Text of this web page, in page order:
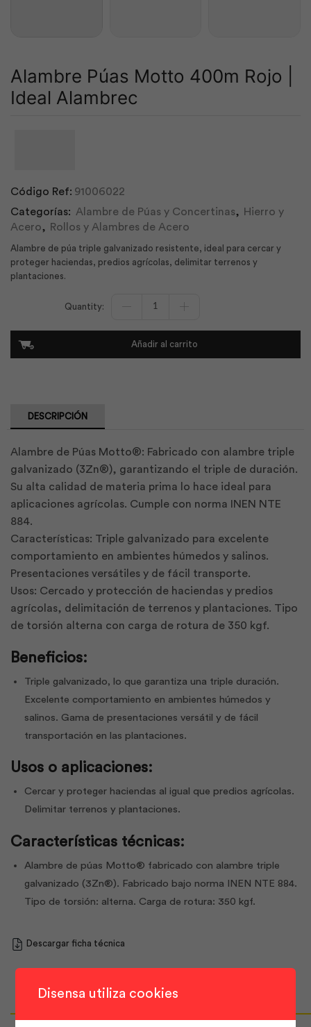
Alambre Púas Motto 400m Rojo |
Ideal Alambrec
Código Ref: 91006022
Categorías: Alambre de Púas y Concertinas,
Hierro y
Acero, Rollos y Alambres de Acero
Alambre de púa triple galvanizado resistente, ideal para cercar y
proteger haciendas, predios agrícolas, delimitar terrenos y
plantaciones.
|
Añadir al carrito
DESCRIPCIÓN
Alambre de Púas Motto®: Fabricado con alambre triple
galvanizado (3Zn®), garantizando el triple de duración.
Su alta calidad de materia prima lo hace ideal para
aplicaciones agrícolas. Cumple con norma INEN NTE
884.
Características: Triple galvanizado para excelente
comportamiento en ambientes húmedos y salinos.
Presentaciones versátiles y de fácil transporte.
Usos: Cercado y protección de haciendas y predios
agrícolas, delimitación de terrenos y plantaciones. Tipo
de torsión alterna con carga de rotura de 350 kgf.
Beneficios:
Triple galvanizado, lo que garantiza una triple duración.
Excelente comportamiento en ambientes húmedos y
salinos. Gama de presentaciones versátil y de fácil
transportación en las plantaciones.
Usos o aplicaciones:
Cercar y proteger haciendas al igual que predios agrícolas.
Delimitar terrenos y plantaciones.
Características técnicas:
Alambre de púas Motto® fabricado con alambre triple
galvanizado (3Zn®). Fabricado bajo norma INEN NTE 884.
Tipo de torsión: alterna. Carga de rotura: 350 kgf.
Descargar ficha técnica
Disensa utiliza cookies